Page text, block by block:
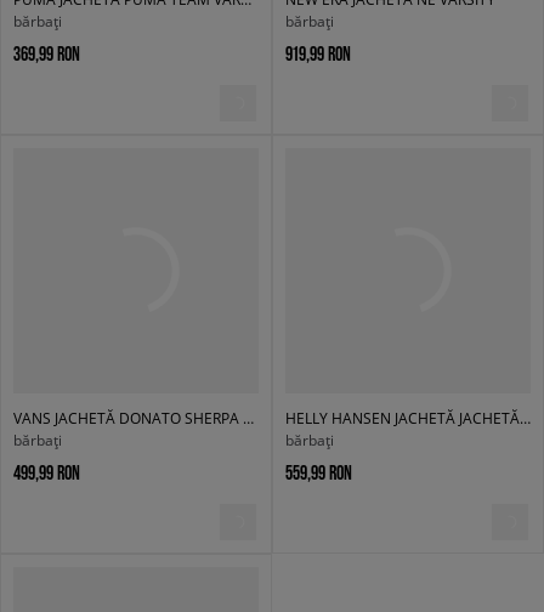
bărbați
369,99 RON
bărbați
919,99 RON
VANS JACHETĂ DONATO SHERPA DENIM
bărbați
499,99 RON
HELLY HANSEN JACHETĂ JACHETĂ DE SEZON SIRDAL HOODED INSUL
bărbați
559,99 RON